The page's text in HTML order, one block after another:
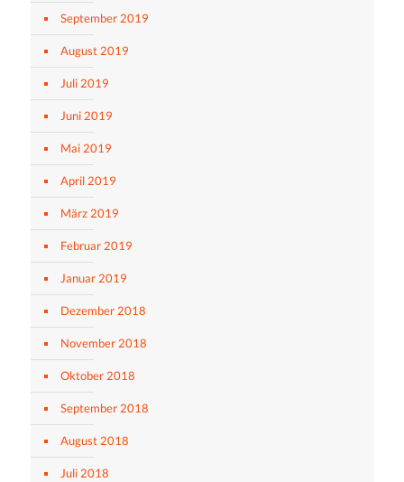
September 2019
August 2019
Juli 2019
Juni 2019
Mai 2019
April 2019
März 2019
Februar 2019
Januar 2019
Dezember 2018
November 2018
Oktober 2018
September 2018
August 2018
Juli 2018